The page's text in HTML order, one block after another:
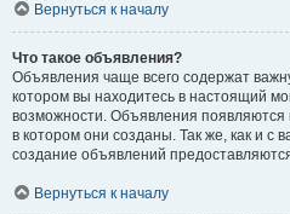
Вернуться к началу
Что такое объявления?
Объявления чаще всего содержат
котором вы находитесь в настоящий
возможности. Объявления
в котором они созданы. Так же, как и
создание объявлений
Вернуться к началу